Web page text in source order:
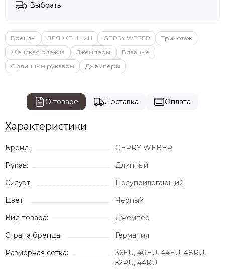
Выбрать
Бренды ДЛЯ ЖЕНЩИН GERRY WEBER
Трикотаж
Женская одежда
Джемперы
Вязаные
С длинным рукавом
Джемперы
О товаре Доставка Оплата
Характеристики
Бренд:
GERRY WEBER
Рукав:
Длинный
Силуэт:
Полуприлегающий
Цвет:
Черный
Вид товара:
Джемпер
Страна бренда:
Германия
Размерная сетка:
36EU, 40EU, 44EU, 48RU,
52RU, 44RU